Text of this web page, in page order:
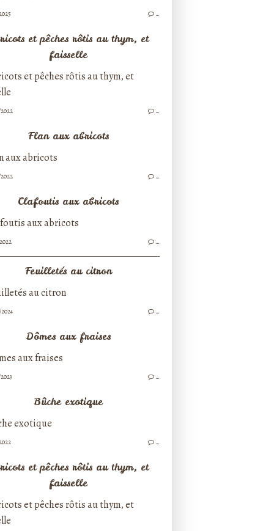
…
et pêches rôtis au thym, et
faisselle
…
Flan aux abricots
…
Clafoutis aux abricots
…
Feuilletés au citron
…
Dômes aux fraises
…
Bûche exotique
…
et pêches rôtis au thym, et
faisselle